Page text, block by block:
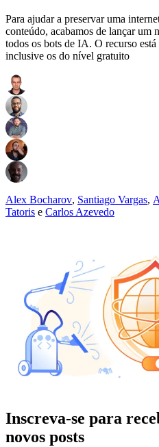
Para ajudar a preservar uma
conteúdo, acabamos de lançar
todos os bots de IA. O recurso
inclusive os do nível gratuito
Alex Bocharov, Santiago Vargas,
Tatoris e Carlos Azevedo
Inscreva-se para
novos posts